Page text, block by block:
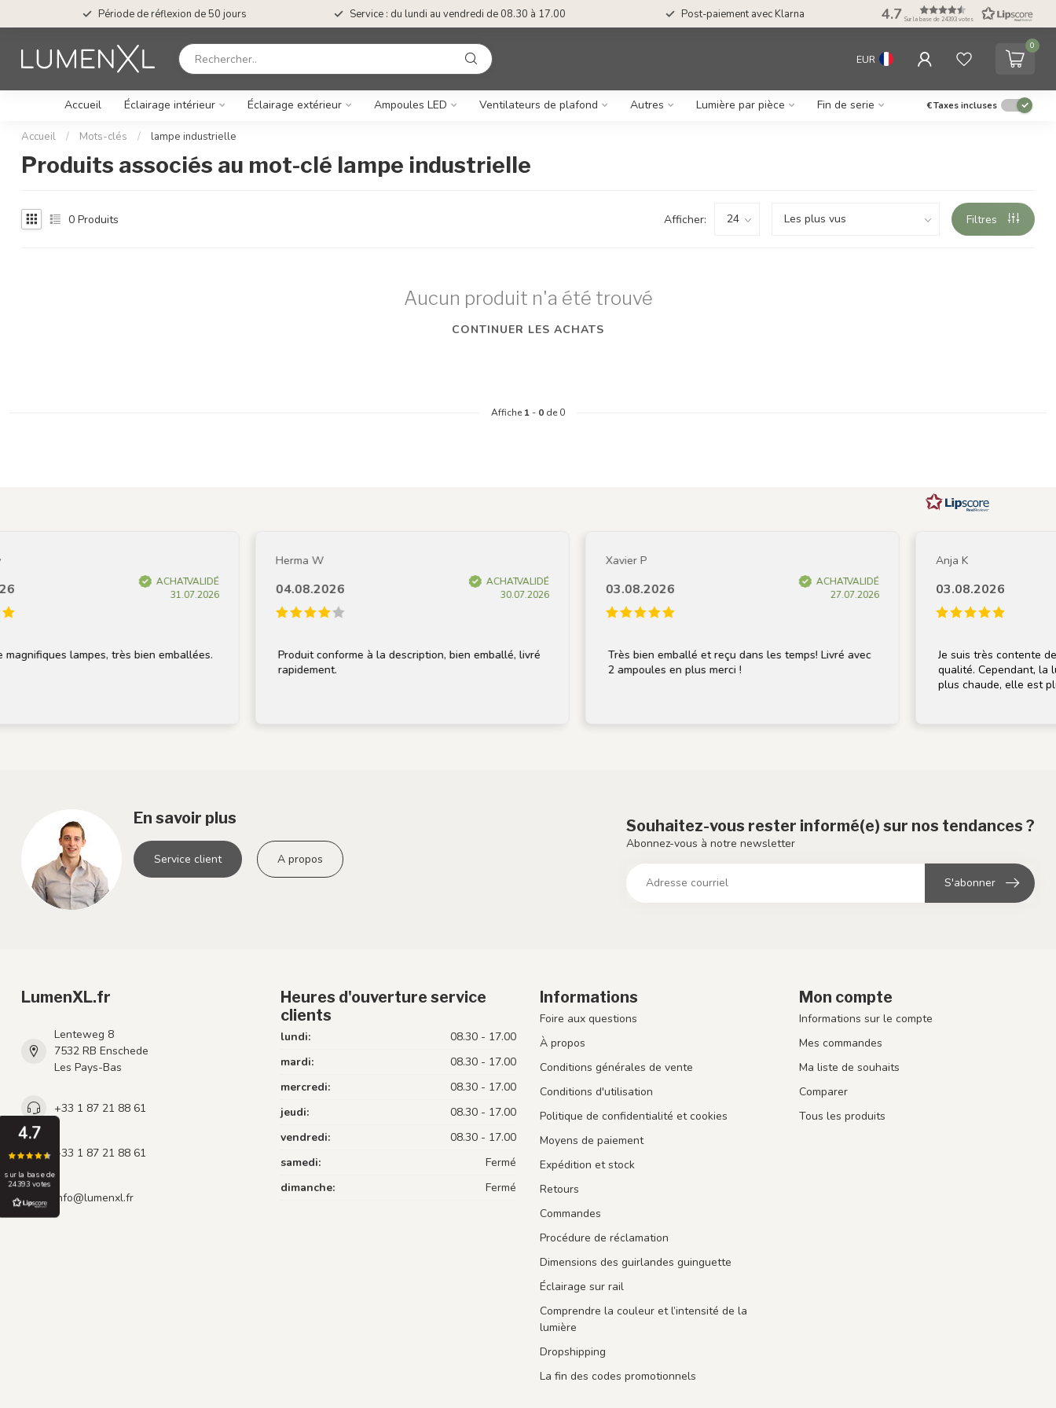
Période de réflexion de 50 jours Service : du lundi au vendredi de 08.30 à 17.00 Post-paiement avec Klarna 4.7 Sur la base de 24393 votes
EUR
0
Accueil Éclairage intérieur Éclairage extérieur Ampoules LED Ventilateurs de plafond Autres Lumière par pièce Fin de serie €Taxes incluses
Accueil / Mots-clés / lampe industrielle
Produits associés au mot-clé lampe industrielle
0 Produits Afficher: Filtres
Aucun produit n'a été trouvé
CONTINUER LES ACHATS
Affiche 1 - 0 de 0
ACHAT VALIDÉ
31.07.2026
lampes, très bien emballées.
Herma W
04.08.2026
ACHAT VALIDÉ
30.07.2026
Produit conforme à la description, bien emballé, livré
rapidement.
Xavier P
03.08.2026
ACHAT VALIDÉ
27.07.2026
Très bien emballé et reçu dans les temps! Livré avec
2 ampoules en plus merci !
Anja K
03.08.2026
Je suis très contente de
qualité. Cependant, la
plus chaude, elle est
4.7
sur la base de
24393 votes
En savoir plus
Service client A propos
Souhaitez-vous rester informé(e) sur nos tendances ?
Abonnez-vous à notre newsletter
S'abonner
LumenXL.fr
Lenteweg 8
7532 RB Enschede
Les Pays-Bas
+33 1 87 21 88 61
+33 1 87 21 88 61
info@lumenxl.fr
Heures d'ouverture service
clients
lundi:
08.30 - 17.00
mardi:
08.30 - 17.00
mercredi:
08.30 - 17.00
jeudi:
08.30 - 17.00
vendredi:
08.30 - 17.00
samedi:
Fermé
dimanche:
Fermé
Informations
Foire aux questions
À propos
Conditions générales de vente
Conditions d'utilisation
Politique de confidentialité et cookies
Moyens de paiement
Expédition et stock
Retours
Commandes
Procédure de réclamation
Dimensions des guirlandes guinguette
Éclairage sur rail
Comprendre la couleur et l’intensité de la
lumière
Dropshipping
La fin des codes promotionnels
Mon compte
Informations sur le compte
Mes commandes
Ma liste de souhaits
Comparer
Tous les produits